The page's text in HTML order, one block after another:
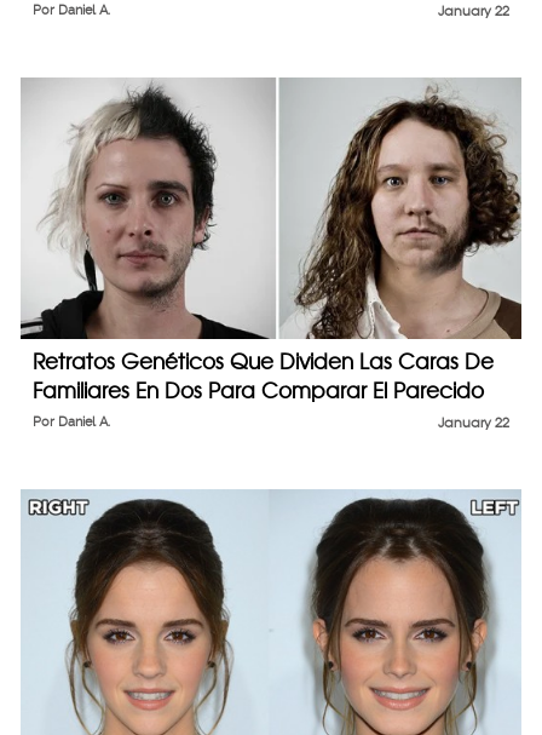
January 22
Por Daniel A.
Retratos Genéticos Que Dividen Las Caras De
Familiares En Dos Para Comparar El Parecido
January 22
Por Daniel A.